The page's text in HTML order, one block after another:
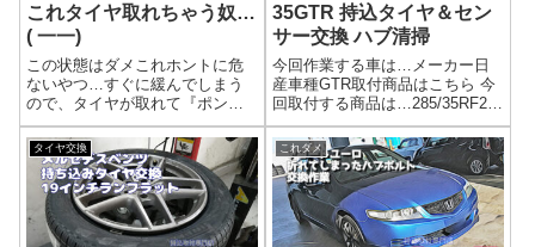
これタイヤ取れちゃう奴…
( 一一)
この状態はダメこれホントに危
ないやつ…すぐに緩んでしまう
ので、タイヤが取れて『ポンポ
ーンッ』って飛んでっちゃうや
つです( 一一)車種情報メーカー
車種型式症状としてはハブリン
グとスペーサーが重なってしま
ってセンターが出ていない状態
でホイールが...
35GTR 持込タイヤ＆セン
サー交換 ハブ清掃
今回作業する車は…メーカー日
産車種GTR取付商品はこちら 今
回取付する商品は…285/35RF20
と 255/40作業写真タイヤ交換と
同時作業で空気圧センサーを新
調します。当店では空気圧セン
サーが装着されているお車は追
加工賃がかかります。...
タイヤ交換 これダメ